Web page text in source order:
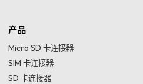
产品
Micro SD 卡连接器
SIM 卡连接器
SD 卡连接器